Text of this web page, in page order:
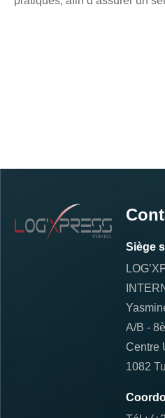
Siège
A/B -
Centre
1082